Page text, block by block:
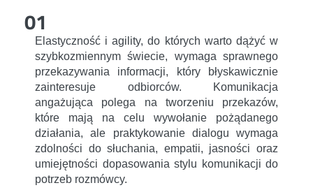
01
Elastyczność i agility, do których warto dążyć w
szybkozmiennym świecie, wymaga sprawnego
przekazywania informacji, który błyskawicznie
zainteresuje odbiorców. Komunikacja
angażująca polega na tworzeniu przekazów,
które mają na celu wywołanie pożądanego
działania, ale praktykowanie dialogu wymaga
zdolności do słuchania, empatii, jasności oraz
umiejętności dopasowania stylu komunikacji do
potrzeb rozmówcy.